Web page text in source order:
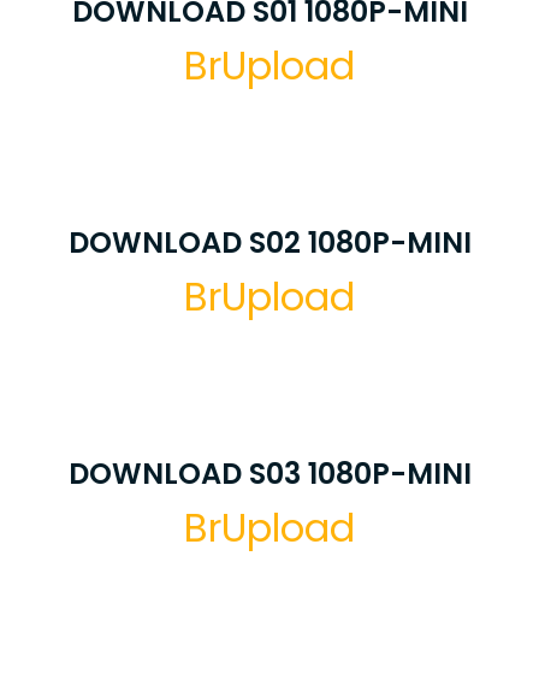
DOWNLOAD S01 1080P-MINI
BrUpload
DOWNLOAD S02 1080P-MINI
BrUpload
DOWNLOAD S03 1080P-MINI
BrUpload